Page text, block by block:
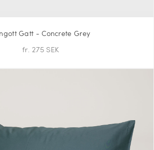
Gatt - Concrete Grey
fr. 275 SEK